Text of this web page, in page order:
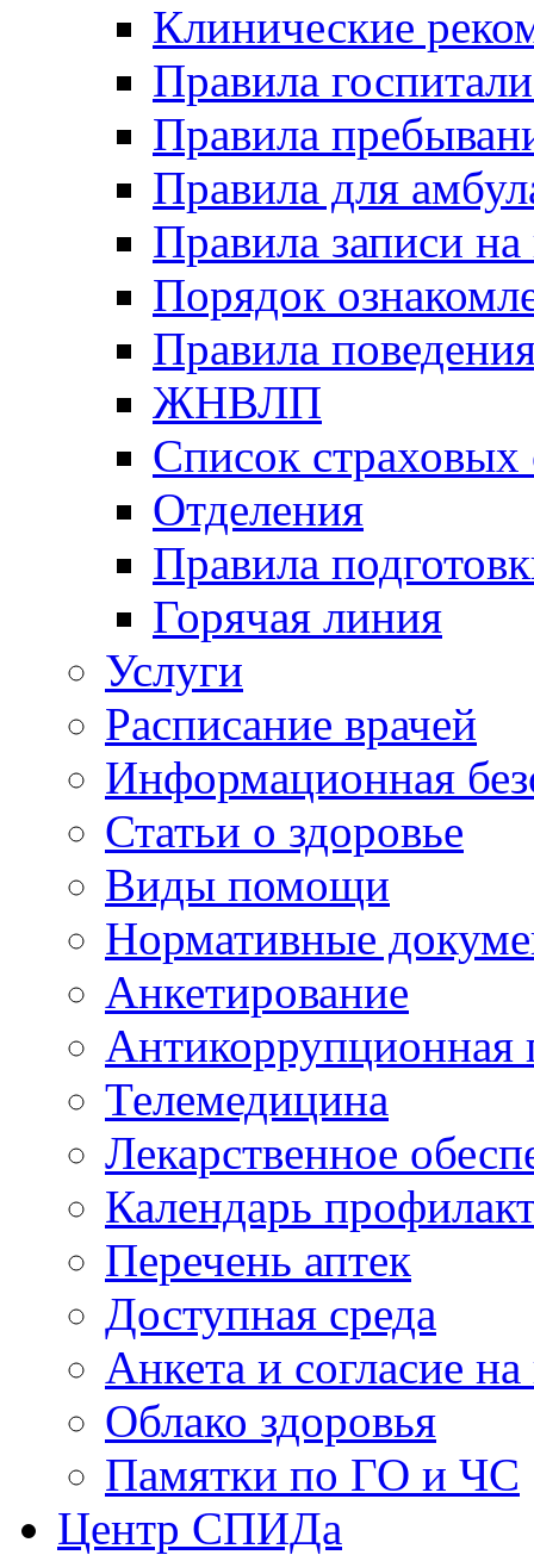
Клинические
Правила
Правила
Правила для
Правила записи
Порядок
Правила
ЖНВЛП
Список страховых
Отделения
Правила
Горячая линия
Услуги
Расписание врачей
Информационная
Статьи о здоровье
Виды помощи
Нормативные
Анкетирование
Антикоррупционная
Телемедицина
Лекарственное
Календарь
Перечень аптек
Доступная среда
Анкета и согласие
Облако здоровья
Памятки по ГО и ЧС
Центр СПИДа